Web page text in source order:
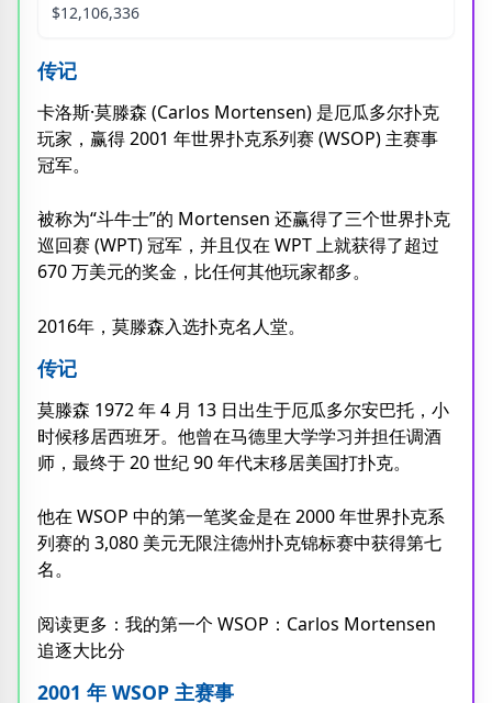
$12,106,336
传记
卡洛斯·莫滕森 (Carlos Mortensen) 是厄瓜多尔扑克
玩家，赢得 2001 年世界扑克系列赛 (WSOP) 主赛事
冠军。
被称为“斗牛士”的 Mortensen 还赢得了三个世界扑克
巡回赛 (WPT) 冠军，并且仅在 WPT 上就获得了超过
670 万美元的奖金，比任何其他玩家都多。
2016年，莫滕森入选扑克名人堂。
传记
莫滕森 1972 年 4 月 13 日出生于厄瓜多尔安巴托，小
时候移居西班牙。他曾在马德里大学学习并担任调酒
师，最终于 20 世纪 90 年代末移居美国打扑克。
他在 WSOP 中的第一笔奖金是在 2000 年世界扑克系
列赛的 3,080 美元无限注德州扑克锦标赛中获得第七
名。
阅读更多：我的第一个 WSOP：Carlos Mortensen
追逐大比分
2001 年 WSOP 主赛事